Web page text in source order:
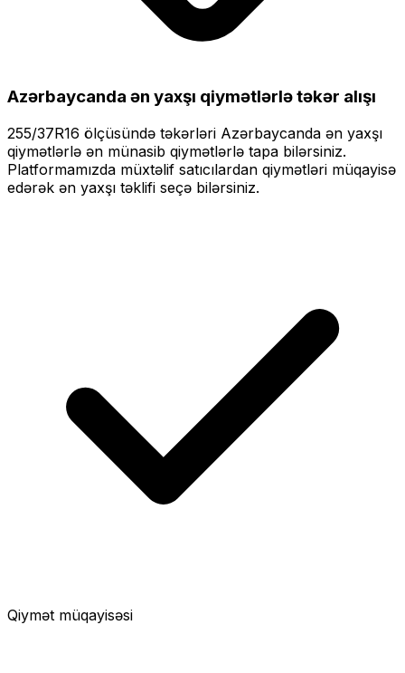
Azərbaycanda ən yaxşı qiymətlərlətəkər alışı
255/37R16 ölçüsündə təkərləri Azərbaycanda ən yaxşı
qiymətlərlə ən münasib qiymətlərlə tapa bilərsiniz.
Platformamızda müxtəlif satıcılardan qiymətləri müqayisə
edərək ən yaxşı təklifi seçə bilərsiniz.
Qiymət müqayisəsi